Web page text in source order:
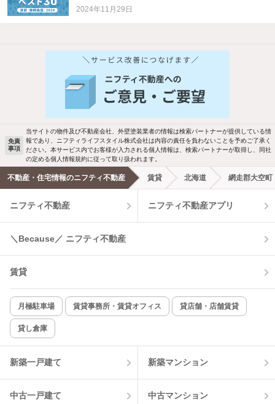
2024年11月29日
他の人はこんな条件で絞り込んでいます！
バス・トイレ別 2階以上
洗濯機置場あり 独立洗面台
エアコンあり 都市ガス
温水洗浄便座 オートロック
コンロ2口以上
新着のみ インターネット無料
該当件数:
物件一覧に反映
免責
事項
当サイトの物件及び不動産会社、外壁塗装業者の情報は検索パートナーが提供している情
報であり、ニフティライフスタイル株式会社は内容の責任を負わないことを予めご了承く
ださい。本サービス内でお客様が入力される個人情報は、検索パートナーが取得し、同社
の定める個人情報規約に従って取り扱われます。
不動産・住宅情報のニフティ不動産 賃貸 北海道 網走郡大空町
ニフティ不動産 ニフティ不動産アプリ
＼Because／ ニフティ不動産
賃貸
月極駐車場 賃貸事務所・賃貸オフィス 貸店舗・店舗賃貸
貸し倉庫
新築一戸建て 新築マンション
中古一戸建て 中古マンション